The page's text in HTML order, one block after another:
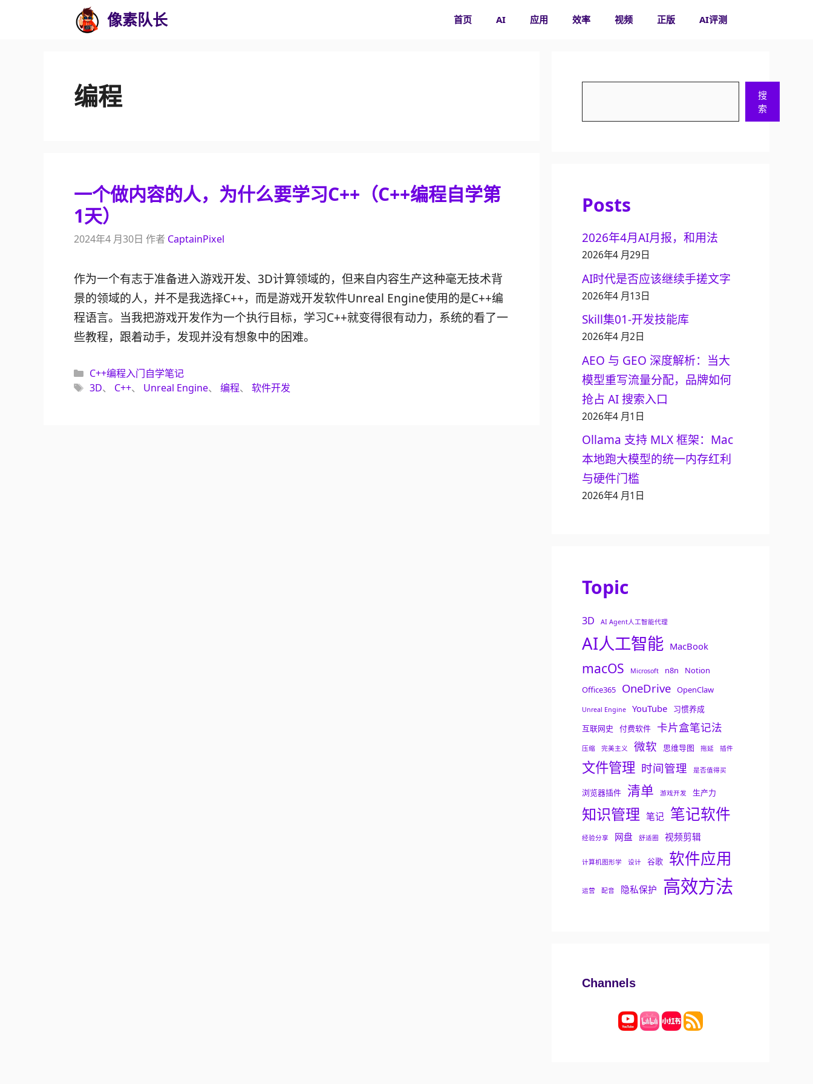
像素队长 首页 AI 应用 效率 视频 正版 AI评测
编程
一个做内容的人，为什么要学习C++（C++编程自学第
1天）
2024年4 月30日 作者 CaptainPixel
作为一个有志于准备进入游戏开发、3D计算领域的，但来自内容生产这种毫无技术背
景的领域的人，并不是我选择C++，而是游戏开发软件Unreal Engine使用的是C++编
程语言。当我把游戏开发作为一个执行目标，学习C++就变得很有动力，系统的看了一
些教程，跟着动手，发现并没有想象中的困难。
分
类
C++编程入门自学笔记
标
3D、 C++、 Unreal Engine、 编程、 软件开发
搜
索
Posts
2026年4月AI月报，和用法
2026年4 月29日
AI时代是否应该继续手搓文字
2026年4 月13日
Skill集01-开发技能库
2026年4 月2日
AEO 与 GEO 深度解析：当大
模型重写流量分配，品牌如何
抢占 AI 搜索入口
2026年4 月1日
Ollama 支持 MLX 框架：Mac
本地跑大模型的统一内存红利
与硬件门槛
2026年4 月1日
Topic
3D AI Agent人工智能代理
AI人工智能 MacBook
macOS Microsoft n8n
Notion
Office365
OneDrive OpenClaw
Unreal Engine YouTube
习惯养成
互联网史
付费软件 卡片盒笔记法
压缩 完美主义 微软 思维导图 拖延 插件
文件管理 时间管理 是否值得买
浏览器插件 清单 游戏开发 生产力
知识管理 笔记 笔记软件
经验分享 网盘 舒适圈 视频剪辑
计算机图形学 设计 谷歌 软件应用
运营 配音 隐私保护 高效方法
Channels